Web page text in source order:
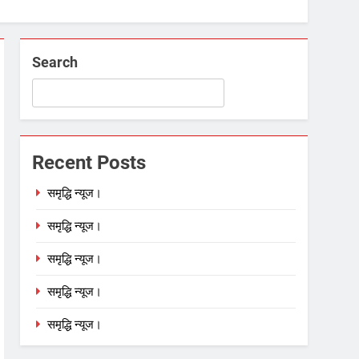
Search
Recent Posts
समृद्धि न्यूज।
समृद्धि न्यूज।
समृद्धि न्यूज।
समृद्धि न्यूज।
समृद्धि न्यूज।